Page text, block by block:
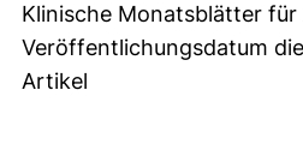
Klinische Monatsblätter für
Veröffentlichungsdatum
Artikel